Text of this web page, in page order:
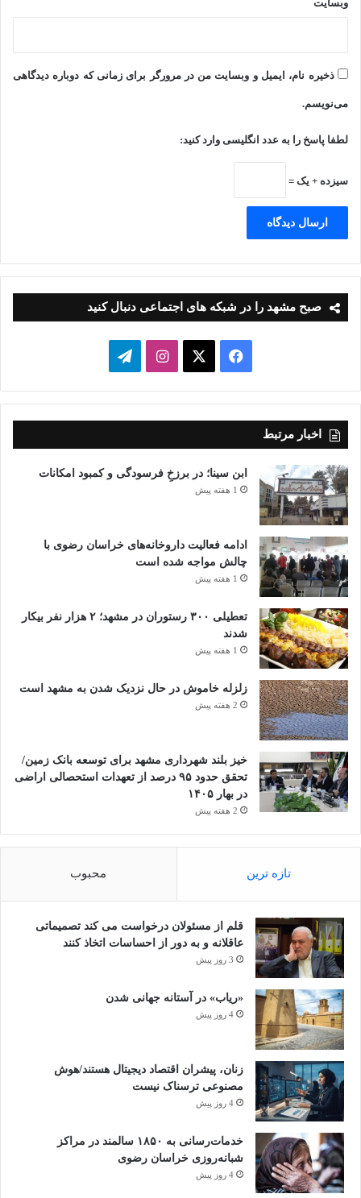
وبسایت
ذخیره نام، ایمیل و وبسایت من در مرورگر برای زمانی که دوباره دیدگاهی
می‌نویسم.
لطفا پاسخ را به عدد انگلیسی وارد کنید:
سیزده + یک =
صبح مشهد را در شبکه های اجتماعی دنبال کنید
فیسبوک ایکساینستاگرامتلگرام
اخبار مرتبط
ابن سینا؛ در برزخِ فرسودگی و کمبود امکانات
1 هفته پیش
ادامه فعالیت داروخانه‌های خراسان رضوی با
چالش مواجه شده است
1 هفته پیش
تعطیلی ۳۰۰ رستوران در مشهد؛ ۲ هزار نفر بیکار
شدند
1 هفته پیش
زلزله خاموش در حال نزدیک شدن به مشهد است
2 هفته پیش
خیز بلند شهرداری مشهد برای توسعه بانک زمین/
تحقق حدود ۹۵ درصد از تعهدات استحصالی اراضی
در بهار ۱۴۰۵
2 هفته پیش
تازه ترین محبوب
قلم از مسئولان درخواست می کند تصمیماتی
عاقلانه و به دور از احساسات اتخاذ کنند
3 روز پیش
«ریاب» در آستانه جهانی شدن
4 روز پیش
زنان، پیشران اقتصاد دیجیتال هستند/هوش
مصنوعی ترسناک نیست
4 روز پیش
خدمات‌رسانی به ۱۸۵۰ سالمند در مراکز
شبانه‌روزی خراسان رضوی
4 روز پیش